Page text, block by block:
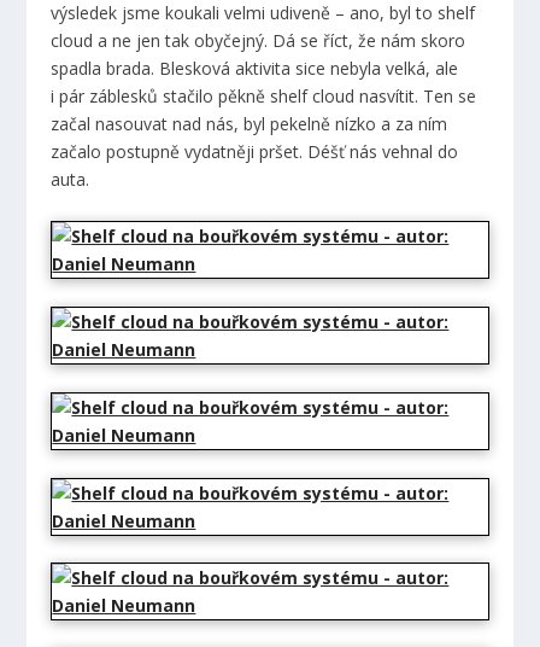
výsledek jsme koukali velmi udiveně – ano, byl to shelf
cloud a ne jen tak obyčejný. Dá se říct, že nám skoro
spadla brada. Blesková aktivita sice nebyla velká, ale
i pár záblesků stačilo pěkně shelf cloud nasvítit. Ten se
začal nasouvat nad nás, byl pekelně nízko a za ním
začalo postupně vydatněji pršet. Déšť nás vehnal do
auta.